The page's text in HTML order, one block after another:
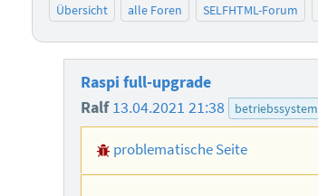
Übersicht alle Foren SELFHTML-Forum
Raspi full-upgrade
Ralf13.04.2021 21:38 betriebssystem
problematische Seite